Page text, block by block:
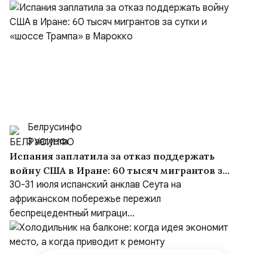
Белрусинфо
3 августа
Испания заплатила за отказ поддержать
войну США в Иране: 60 тысяч мигрантов за
сутки и «шоссе Трампа» в Марокко
30-31 июля испанский анклав Сеута на
африканском побережье пережил
беспрецедентный миграци...